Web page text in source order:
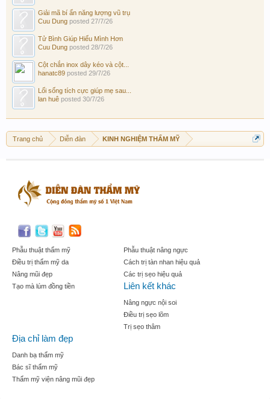
Giải mã bí ẩn năng lượng vũ trụ
Cuu Dung posted 27/7/26
Tử Bình Giúp Hiểu Mình Hơn
Cuu Dung posted 28/7/26
Cột chắn inox dây kéo và cột...
hanatc89 posted 29/7/26
Lối sống tích cực giúp mẹ sau...
lan huê posted 30/7/26
Trang chủ Diễn đàn KINH NGHIỆM THẨM MỸ
Phẫu thuật thẩm mỹ
Điều trị thẩm mỹ da
Nâng mũi đẹp
Tạo mà lúm đồng tiền
Phẫu thuật nâng ngực
Cách trị tàn nhan hiệu quả
Các trị sẹo hiệu quả
Liên kết khác
Nâng ngực nội soi
Điều trị sẹo lõm
Trị sẹo thâm
Địa chỉ làm đẹp
Danh bạ thẩm mỹ
Bác sĩ thẩm mỹ
Thẩm mỹ viện nâng mũi đẹp